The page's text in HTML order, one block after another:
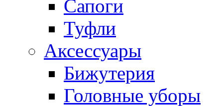
Сапоги
Туфли
Аксессуары
Бижутерия
Головные уборы